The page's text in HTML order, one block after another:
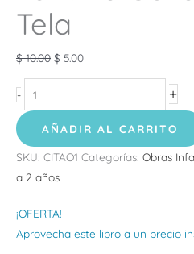
Tela
$10.00 $ 5.00
- +
AÑADIR AL CARRITO
SKU: CITAO1 Categorías: Obras
a 2 años
¡OFERTA!
Aprovecha este libro a un precio